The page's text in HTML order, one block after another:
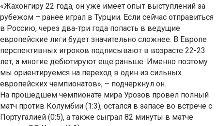
«Жахонгиру 22 года, он уже имеет опыт выступлений за
рубежом – ранее играл в Турции. Если сейчас отправиться
в Россию, через два-три года попасть в ведущие
европейские лиги будет значительно сложнее. В Европе
перспективных игроков подписывают в возрасте 22-23
лет, а многие дебютируют еще раньше. Именно поэтому
мы ориентируемся на переход в один из сильных
европейских чемпионатов», – подчеркнул он.
На прошедшем чемпионате мира Урозов провел полный
матч против Колумбии (1:3), остался в запасе во встрече с
Португалией (0:5), а также сыграл 82 минуты в матче